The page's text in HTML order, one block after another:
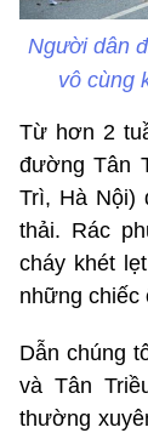
Người dân
vô cùng
Từ hơn 2
đường Tân
Trì, Hà Nội)
thải. Rác
cháy khét
những
Dẫn chúng
và Tân
thường